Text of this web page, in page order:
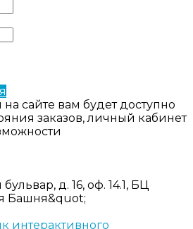
сайте вам будет доступно
заказов, личный кабинет
д. 16, оф. 14.1, БЦ
Башня&quot;